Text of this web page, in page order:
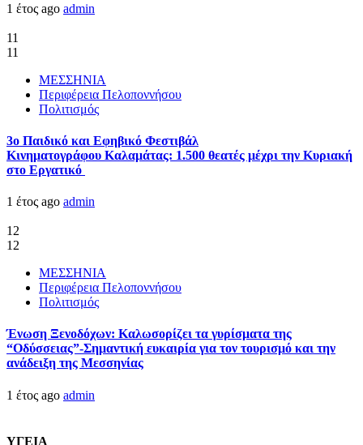
1 έτος ago admin
11
11
ΜΕΣΣΗΝΙΑ
Περιφέρεια Πελοποννήσου
Πολιτισμός
3ο Παιδικό και Εφηβικό Φεστιβάλ
Κινηματογράφου Καλαμάτας: 1.500 θεατές μέχρι την Κυριακή
στο Εργατικό
1 έτος ago admin
12
12
ΜΕΣΣΗΝΙΑ
Περιφέρεια Πελοποννήσου
Πολιτισμός
Ένωση Ξενοδόχων: Καλωσορίζει τα γυρίσματα της
“Οδύσσειας”-Σημαντική ευκαιρία για τον τουρισμό και την
ανάδειξη της Μεσσηνίας
1 έτος ago admin
ΥΓΕΙΑ